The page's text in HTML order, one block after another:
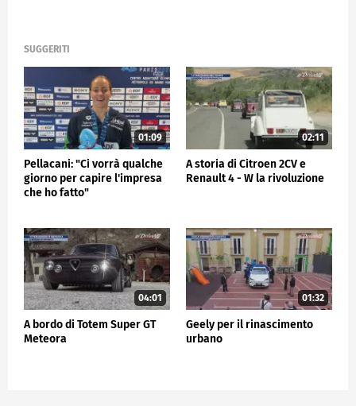
SUGGERITI
01:09
Pellacani: "Ci vorrà qualche
giorno per capire l'impresa
che ho fatto"
02:11
A storia di Citroen 2CV e
Renault 4 - W la rivoluzione
04:01
A bordo di Totem Super GT
Meteora
01:32
Geely per il rinascimento
urbano